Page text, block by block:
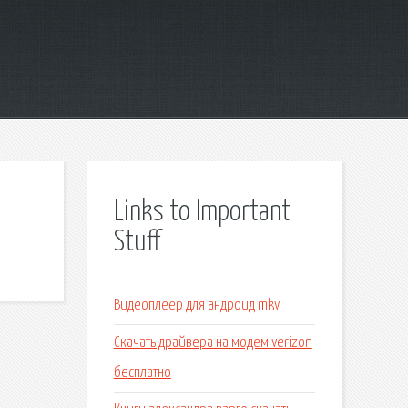
Links to Important
Stuff
Видеоплеер для андроид mkv
Скачать драйвера на модем verizon
бесплатно